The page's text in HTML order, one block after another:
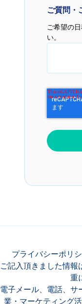
ご質問・
ご希望の
い。
プライバシーポリ
ご記入頂きました情
重
電子メール、電話、サ
業・マーケティング